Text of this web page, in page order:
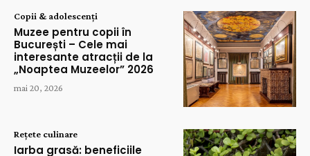
Copii & adolescenți
Muzee pentru copii în
București – Cele mai
interesante atracții de la
„Noaptea Muzeelor” 2026
mai 20, 2026
Rețete culinare
Iarba grasă: beneficiile